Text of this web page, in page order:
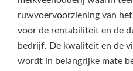
ruwvoervoorziening van
voor de rentabiliteit en de
bedrijf. De kwaliteit en de
wordt in belangrijke mate